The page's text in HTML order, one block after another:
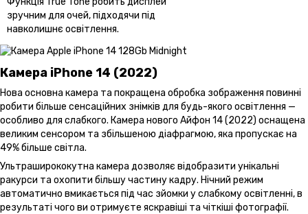
зручним для очей, підходячи під
навколишнє освітлення.
Камера iPhone 14 (2022)
Нова основна камера та покращена обробка зображення повинні
робити більше сенсаційних знімків для будь-якого освітлення —
особливо для слабкого. Камера нового Айфон 14 (2022) оснащена
великим сенсором та збільшеною діафрагмою, яка пропускає на
49% більше світла.
Ультраширококутна камера дозволяє відобразити унікальні
ракурси та охопити більшу частину кадру. Нічний режим
автоматично вмикається під час зйомки у слабкому освітленні, в
результаті чого ви отримуєте яскравіші та чіткіші фотографії.